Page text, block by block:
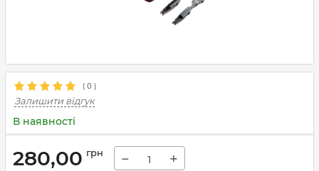
( 0 )
Залишити відгук
В наявності
280,00 грн − +